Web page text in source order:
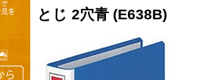
とじ 2穴青 (E638B)